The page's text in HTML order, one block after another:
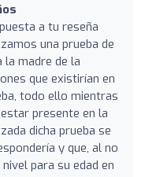
a tu reseña
una prueba de
la madre de la
que existirían en
todo ello mientras
presente en la
dicha prueba se
y que, al no
para su edad en